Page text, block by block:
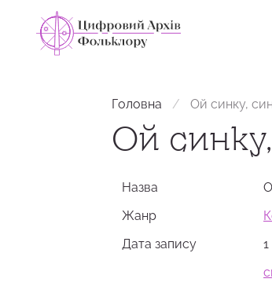
Головна Ой синку,
Ой
Назва
Жанр
Дата запису